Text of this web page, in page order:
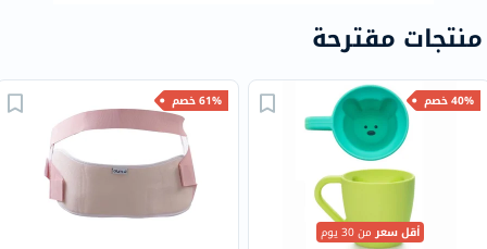
منتجات مقترحة
40% خصم
أقل سعرمن 30 يوم
61% خصم